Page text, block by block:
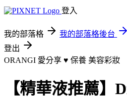
登入
我的部落格 我的部落格後台
登出
ORANGI 愛分享 ♥ 保養 美容彩妝
【精華液推薦】